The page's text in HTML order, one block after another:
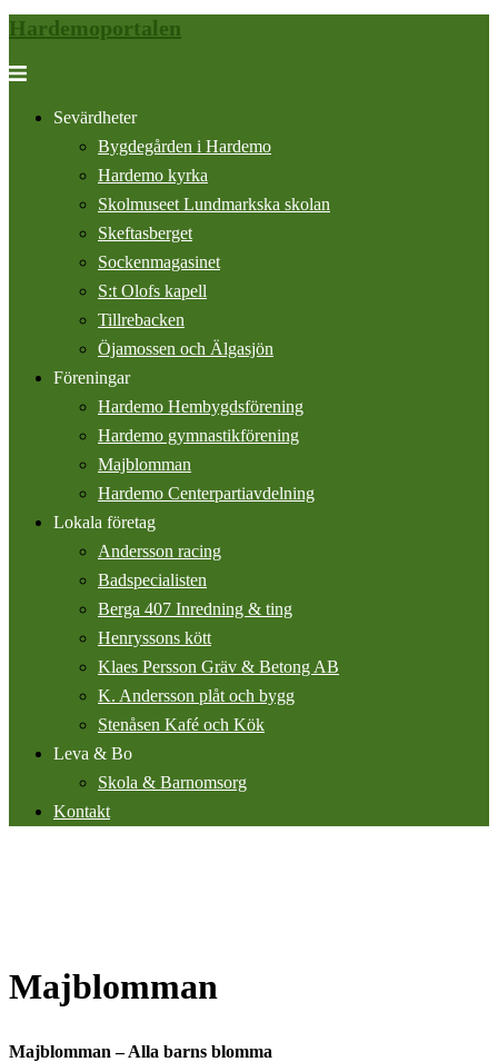
Hoppa
innehåll
Hardemoportalen
Slå
meny
Sevärdheter
Bygdegården i Hardemo
Hardemo kyrka
Skolmuseet Lundmarkska skolan
Skeftasberget
Sockenmagasinet
S:t Olofs kapell
Tillrebacken
Öjamossen och Älgasjön
Föreningar
Hardemo Hembygdsförening
Hardemo gymnastikförening
Majblomman
Hardemo Centerpartiavdelning
Lokala företag
Andersson racing
Badspecialisten
Berga 407 Inredning & ting
Henryssons kött
Klaes Persson Gräv & Betong AB
K. Andersson plåt och bygg
Stenåsen Kafé och Kök
Leva & Bo
Skola & Barnomsorg
Kontakt
Majblomman
Majblomman – Alla barns blomma